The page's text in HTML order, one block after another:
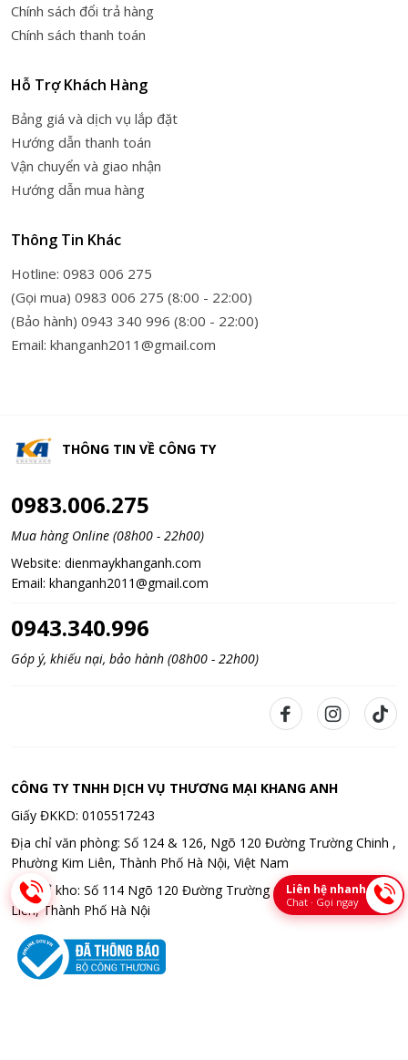
Chính sách đổi trả hàng
Chính sách thanh toán
Hỗ Trợ Khách Hàng
Bảng giá và dịch vụ lắp đặt
Hướng dẫn thanh toán
Vận chuyển và giao nhận
Hướng dẫn mua hàng
Thông Tin Khác
Hotline: 0983 006 275
(Gọi mua) 0983 006 275 (8:00 - 22:00)
(Bảo hành) 0943 340 996 (8:00 - 22:00)
Email: khanganh2011@gmail.com
THÔNG TIN VỀ CÔNG TY
0983.006.275
Mua hàng Online (08h00 - 22h00)
Website: dienmaykhanganh.com
Email: khanganh2011@gmail.com
0943.340.996
Góp ý, khiếu nại, bảo hành (08h00 - 22h00)
CÔNG TY TNHH DỊCH VỤ THƯƠNG MẠI KHANG ANH
Giấy ĐKKD: 0105517243
Địa chỉ văn phòng: Số 124 & 126, Ngõ 120 Đường Trường Chinh ,
Phường Kim Liên, Thành Phố Hà Nội, Việt Nam
Địa chỉ kho: Số 114 Ngõ 120 Đường Trường Chinh , Phường Kim
Liên, Thành Phố Hà Nội
Liên hệ nhanh
Chat · Gọi ngay